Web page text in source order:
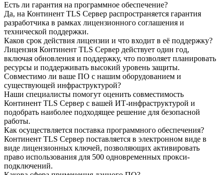
Есть ли гарантия на программное обеспечение?
Да, на Континент TLS Сервер распространяется гарантия
разработчика в рамках лицензионного соглашения и
технической поддержки.
Каков срок действия лицензии и что входит в её поддержку?
Лицензия Континент TLS Сервер действует один год,
включая обновления и поддержку, что позволяет планировать
ресурсы и поддерживать высокий уровень защиты.
Совместимо ли ваше ПО с нашим оборудованием и
существующей инфраструктурой?
Наши специалисты помогут оценить совместимость
Континент TLS Сервер с вашей ИТ-инфраструктурой и
подобрать наиболее подходящее решение для безопасной
работы.
Как осуществляется поставка программного обеспечения?
Континент TLS Сервер поставляется в электронном виде в
виде лицензионных ключей, позволяющих активировать
право использования для 500 одновременных прокси-
подключений.